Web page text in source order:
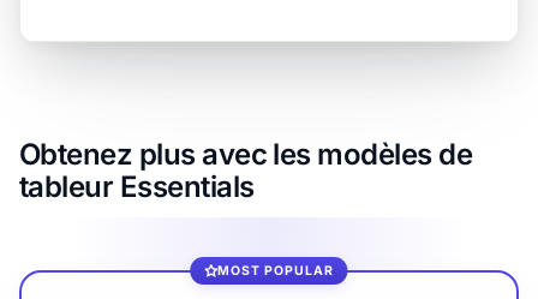
Obtenez plus avec les modèles de
tableur Essentials
MOST POPULAR